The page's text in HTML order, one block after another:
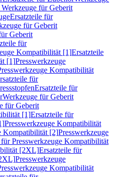
für Geberit
Ersatzteile für
für Geberit
Geberit
für
Kompatibilität [1]Ersatzteile
[1]Presswerkzeuge
Kompatibilität
für
Ersatzteile für
Werkzeuge für Geberit
für Geberit
[1]Ersatzteile für
Presswerkzeuge Kompatibilität
Kompatibilität [2]Presswerkzeuge
Presswerkzeuge Kompatibilität
[2XL]Ersatzteile für
Presswerkzeuge
Kompatibilität